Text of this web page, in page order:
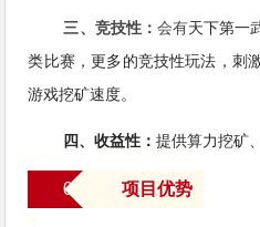
三、竞技性： 会有天下第一
类比赛， 更多的竞技性玩法，刺
游戏挖矿速度。
四、收益性：提供算力挖矿
项目优势
0